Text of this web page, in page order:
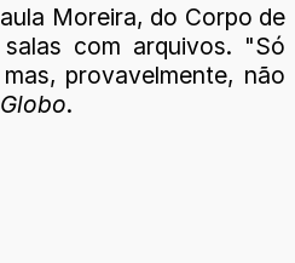
Moreira, do Corpo de
com arquivos. "Só
provavelmente, não
.